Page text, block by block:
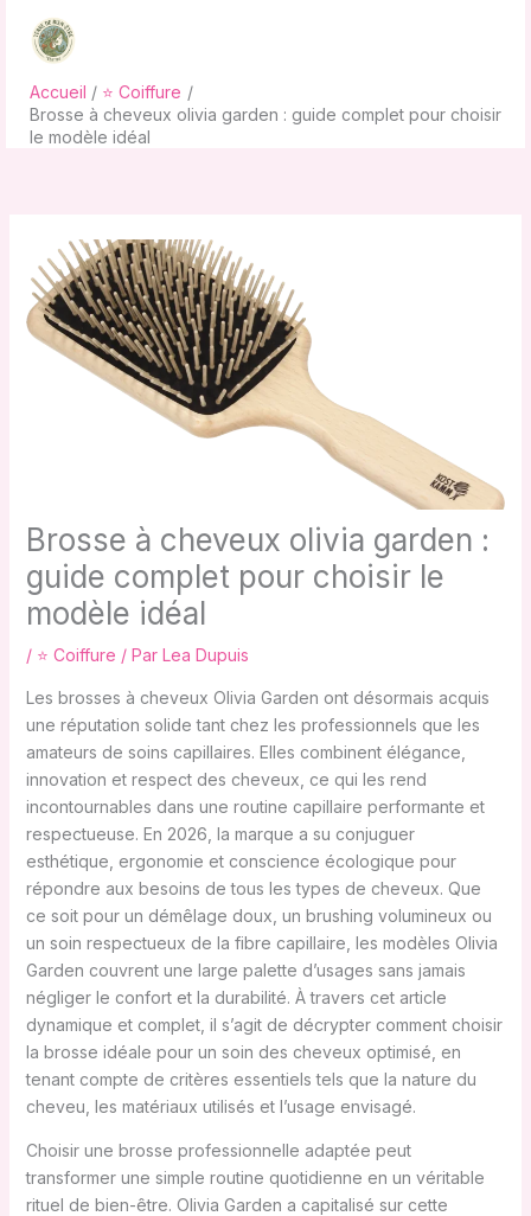
contenu
Accueil
⭐ Coiffure
Brosse à cheveux olivia garden : guide complet pour choisir
le modèle idéal
Brosse à cheveux olivia garden :
guide complet pour choisir le
modèle idéal
/ ⭐ Coiffure / Par Lea Dupuis
Les brosses à cheveux Olivia Garden ont désormais acquis
une réputation solide tant chez les professionnels que les
amateurs de soins capillaires. Elles combinent élégance,
innovation et respect des cheveux, ce qui les rend
incontournables dans une routine capillaire performante et
respectueuse. En 2026, la marque a su conjuguer
esthétique, ergonomie et conscience écologique pour
répondre aux besoins de tous les types de cheveux. Que
ce soit pour un démêlage doux, un brushing volumineux ou
un soin respectueux de la fibre capillaire, les modèles Olivia
Garden couvrent une large palette d’usages sans jamais
négliger le confort et la durabilité. À travers cet article
dynamique et complet, il s’agit de décrypter comment choisir
la brosse idéale pour un soin des cheveux optimisé, en
tenant compte de critères essentiels tels que la nature du
cheveu, les matériaux utilisés et l’usage envisagé.
Choisir une brosse professionnelle adaptée peut
transformer une simple routine quotidienne en un véritable
rituel de bien-être. Olivia Garden a capitalisé sur cette